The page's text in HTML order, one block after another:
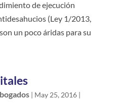
de ejecución
(Ley 1/2013,
un poco áridas para su
| May 25, 2016|